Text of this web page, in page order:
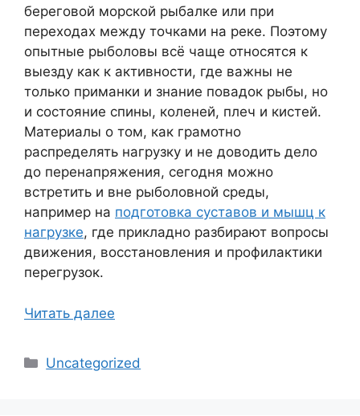
береговой морской рыбалке или при
переходах между точками на реке. Поэтому
опытные рыболовы всё чаще относятся к
выезду как к активности, где важны не
только приманки и знание повадок рыбы, но
и состояние спины, коленей, плеч и кистей.
Материалы о том, как грамотно
распределять нагрузку и не доводить дело
до перенапряжения, сегодня можно
встретить и вне рыболовной среды,
например на подготовка суставов и мышц к
нагрузке, где прикладно разбирают вопросы
движения, восстановления и профилактики
перегрузок.
Читать далее
Рубрики
Uncategorized